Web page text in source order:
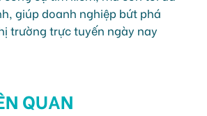
giúp doanh nghiệp bứt phá
trường trực tuyến ngày nay
QUAN